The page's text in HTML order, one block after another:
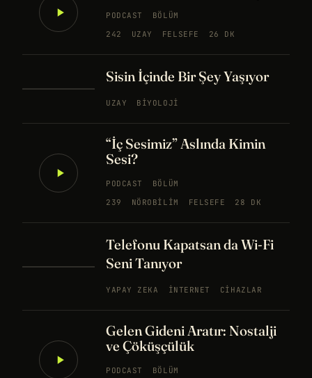
PODCAST
BÖLÜM
242
UZAY FELSEFE 26 DK
Sisin İçinde Bir Şey Yaşıyor
UZAY BIYOLOJI
“İç Sesimiz” Aslında Kimin
Sesi?
PODCAST
BÖLÜM
239
NÖROBILIM FELSEFE 28 DK
Telefonu Kapatsan da Wi-Fi
Seni Tanıyor
YAPAY ZEKA İNTERNET CIHAZLAR
Gelen Gideni Aratır: Nostalji
ve Çöküşçülük
PODCAST
BÖLÜM